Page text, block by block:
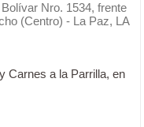
Nro. 1534, frente
(Centro) - La Paz, LA
Carnes a la Parrilla, en